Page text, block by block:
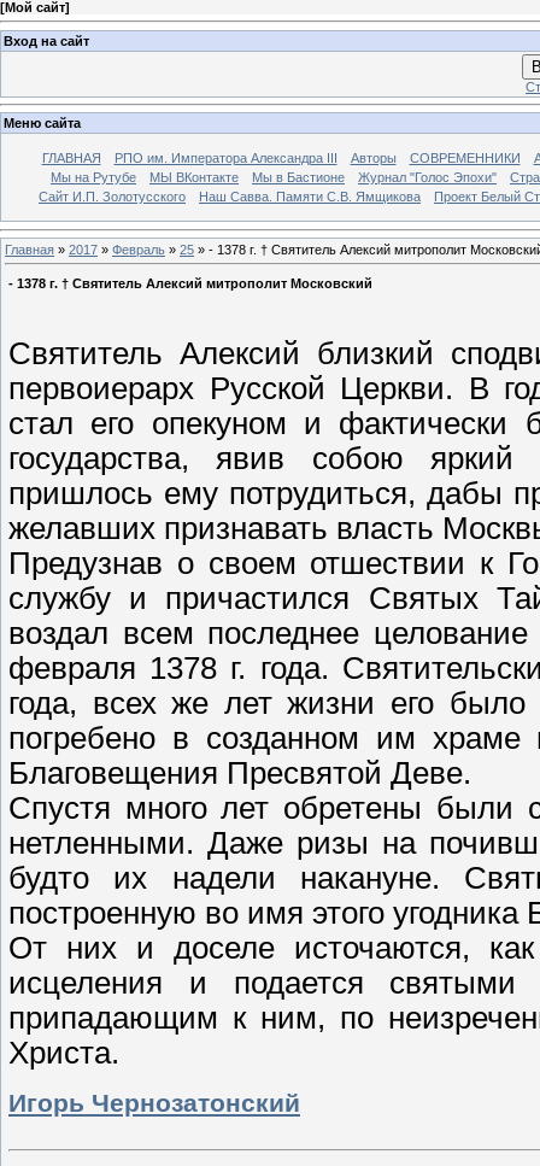
[Мой сайт]
Вход на сайт
Меню сайта
ГЛАВНАЯ РПО им. Императора Александра III Авторы СОВРЕМЕННИКИ
Мы на Рутубе
МЫ ВКонтакте Мы в Бастионе Журнал "Голос Эпохи"
Сайт И.П. Золотусского
Наш Савва. Памяти С.В. Ямщикова Проект Белый
Главная » 2017 » Февраль » 25 » - 1378 г. † Святитель Алексий митрополит
- 1378 г. † Святитель Алексий митрополит Московский
Святитель Алексий близкий
первоиерарх Русской Церкви. В
стал его опекуном и
государства, явив собою яркий
пришлось ему потрудиться, дабы
желавших признавать власть
Предузнав о своем отшествии к
службу и причастился Святых
воздал всем последнее
февраля 1378 г. года.
года, всех же лет жизни его
погребено в созданном им
Благовещения Пресвятой Деве.
Спустя много лет обретены были
нетленными. Даже ризы на
будто их надели накануне.
построенную во имя этого угодника
От них и доселе источаются,
исцеления и подается
припадающим к ним, по
Христа.
Игорь Чернозатонский